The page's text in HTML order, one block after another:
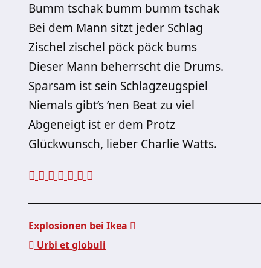
Bumm tschak bumm bumm tschak
Bei dem Mann sitzt jeder Schlag
Zischel zischel pöck pöck bums
Dieser Mann beherrscht die Drums.
Sparsam ist sein Schlagzeugspiel
Niemals gibt’s ’nen Beat zu viel
Abgeneigt ist er dem Protz
Glückwunsch, lieber Charlie Watts.
Explosionen bei Ikea
Urbi et globuli